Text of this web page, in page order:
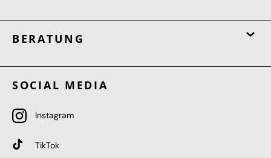
BERATUNG
SOCIAL MEDIA
Instagram
TikTok